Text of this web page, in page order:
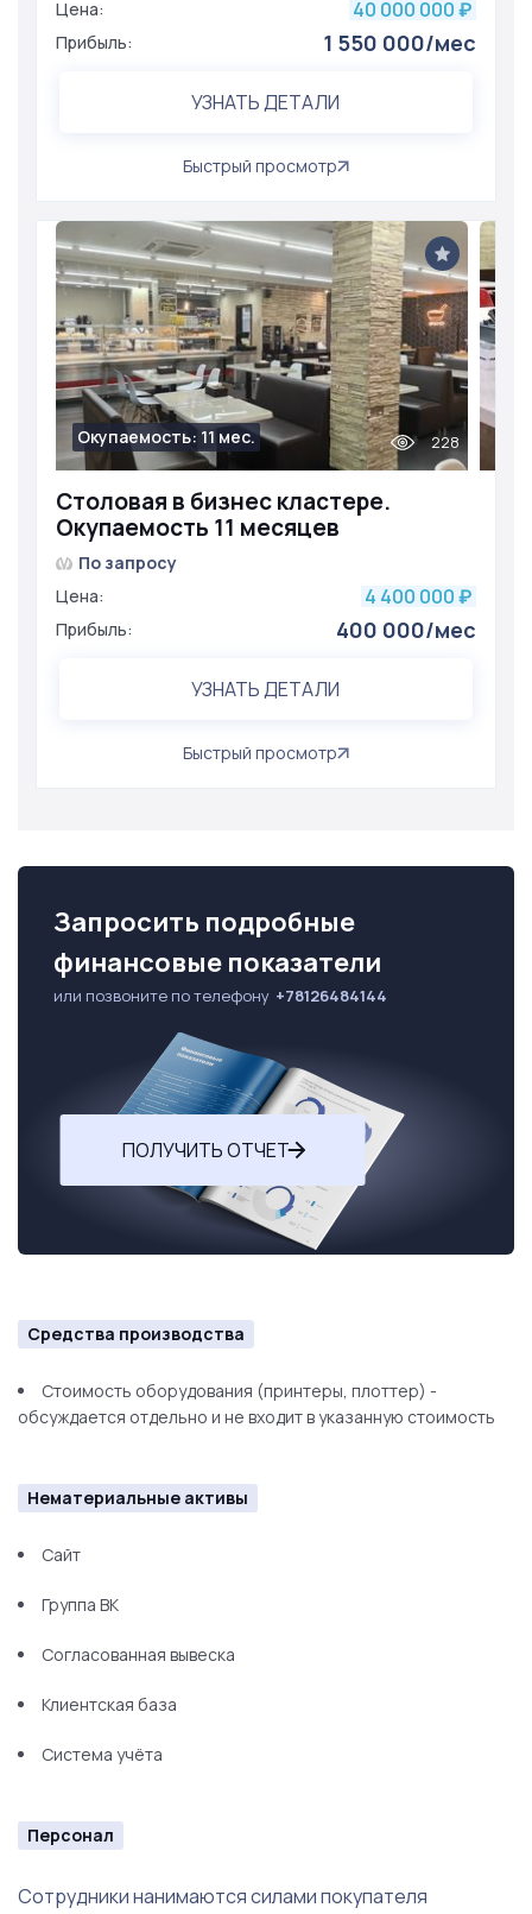
Цена:
40 000 000 ₽
Прибыль: 1 550 000/мес
УЗНАТЬ ДЕТАЛИ
Быстрый просмотр
Столовая в бизнес кластере.
Окупаемость 11 месяцев
Окупаемость: 11 мес. 228
По запросу
Цена:
4 400 000 ₽
Прибыль: 400 000/мес
УЗНАТЬ ДЕТАЛИ
Быстрый просмотр
Запросить подробные
финансовые показатели
или позвоните по телефону +78126484144
ПОЛУЧИТЬ ОТЧЕТ
Средства производства
Стоимость оборудования (принтеры, плоттер) -
обсуждается отдельно и не входит в указанную стоимость
Нематериальные активы
Сайт
Группа ВК
Согласованная вывеска
Клиентская база
Система учёта
Персонал
Сотрудники нанимаются силами покупателя